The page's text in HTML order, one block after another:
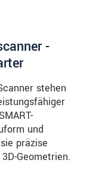
-
stehen
und
präzise
Geometrien.